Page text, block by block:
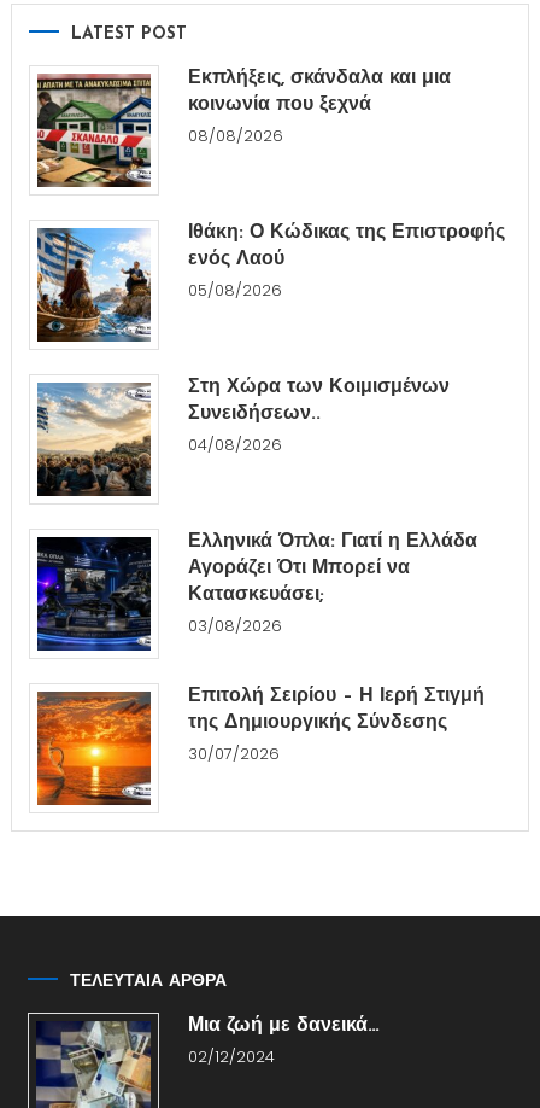
LATEST POST
Εκπλήξεις, σκάνδαλα και μια
κοινωνία που ξεχνά
08/08/2026
Ιθάκη: Ο Κώδικας της Επιστροφής
ενός Λαού
05/08/2026
Στη Χώρα των Κοιμισμένων
Συνειδήσεων..
04/08/2026
Ελληνικά Όπλα: Γιατί η Ελλάδα
Αγοράζει Ότι Μπορεί να
Κατασκευάσει;
03/08/2026
Επιτολή Σειρίου – Η Ιερή Στιγμή
της Δημιουργικής Σύνδεσης
30/07/2026
ΤΕΛΕΥΤΑΙΑ ΑΡΘΡΑ
Μια ζωή με δανεικά…
02/12/2024